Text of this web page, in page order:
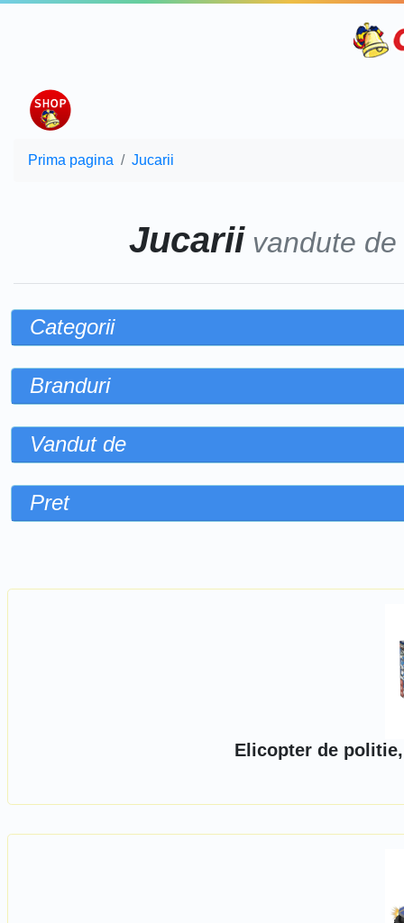
Prima pagina Jucarii
Jucariivandute de
Categorii
Branduri
Vandut de
Pret
Elicopter de